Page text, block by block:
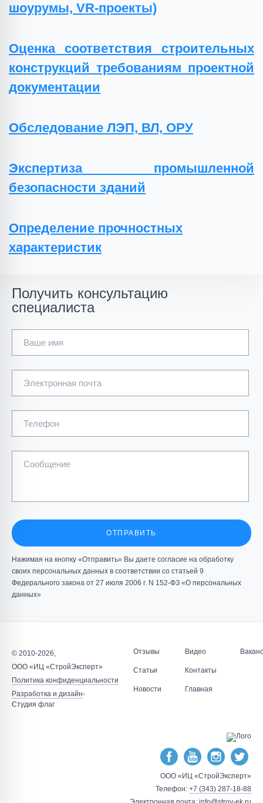
шоурумы, VR-проекты)
Оценка соответствия строительных
конструкций требованиям проектной
документации
Обследование ЛЭП, ВЛ, ОРУ
Экспертиза промышленной
безопасности зданий
Определение прочностных
характеристик
Получить консультацию
специалиста
Ваше имя
Электронная почта
Телефон
Сообщение
ОТПРАВИТЬ
Нажимая на кнопку «Отправить» Вы даете согласие на обработку
своих персональных данных в соответствии со статьей 9
Федерального закона от 27 июля 2006 г. N 152-ФЗ «О персональных
данных»
© 2010-2026,
ООО «ИЦ «СтройЭксперт»
Политика конфиденциальности
Разработка и дизайн-
Студия флаг
Отзывы
Статьи
Новости
Видео
Контакты
Главная
ООО «ИЦ «СтройЭксперт»
Телефон: +7 (343) 287-18-88